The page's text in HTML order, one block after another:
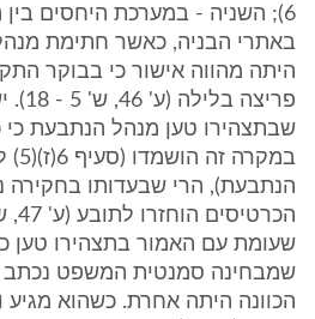
6); השניה - במערכת היחסים
באתרי הבניה, כאשר חתימת
היתה מהווה אישור כי בבוקר
פריצה
שבתצהירו טען מנהל הנתבעת כי
הנתבעת), הרי שבעדותו בחקירה
שעומת עם האמור בתצהירו טען
שמבחינה סמנטית המשפט נכתב
הכוונה היתה אחרת. כשהוא מגיע